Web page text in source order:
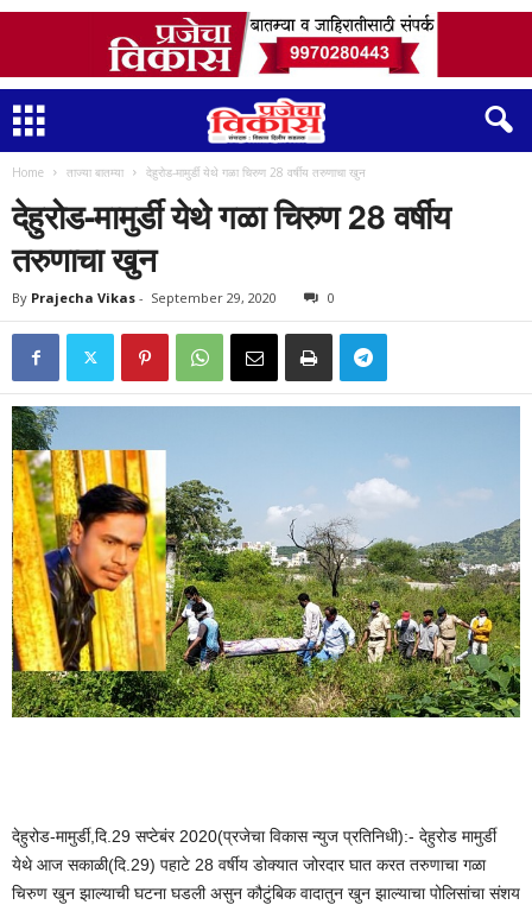
Home ताज्या बातम्या देहुरोड-मामुर्डी येथे गळा चिरुण 28 वर्षीय तरुणाचा खुन
देहुरोड-मामुर्डी येथे गळा चिरुण 28 वर्षीय
तरुणाचा खुन
By Prajecha Vikas - September 29, 2020 0
देहुरोड-मामुर्डी,दि.29 सप्टेबंर 2020(प्रजेचा विकास न्युज प्रतिनिधी):- देहुरोड मामुर्डी
येथे आज सकाळी(दि.29) पहाटे 28 वर्षीय डोक्यात जोरदार घात करत तरुणाचा गळा
चिरुण खुन झाल्याची घटना घडली असुन कौटुंबिक वादातुन खुन झाल्याचा पोलिसांचा संशय